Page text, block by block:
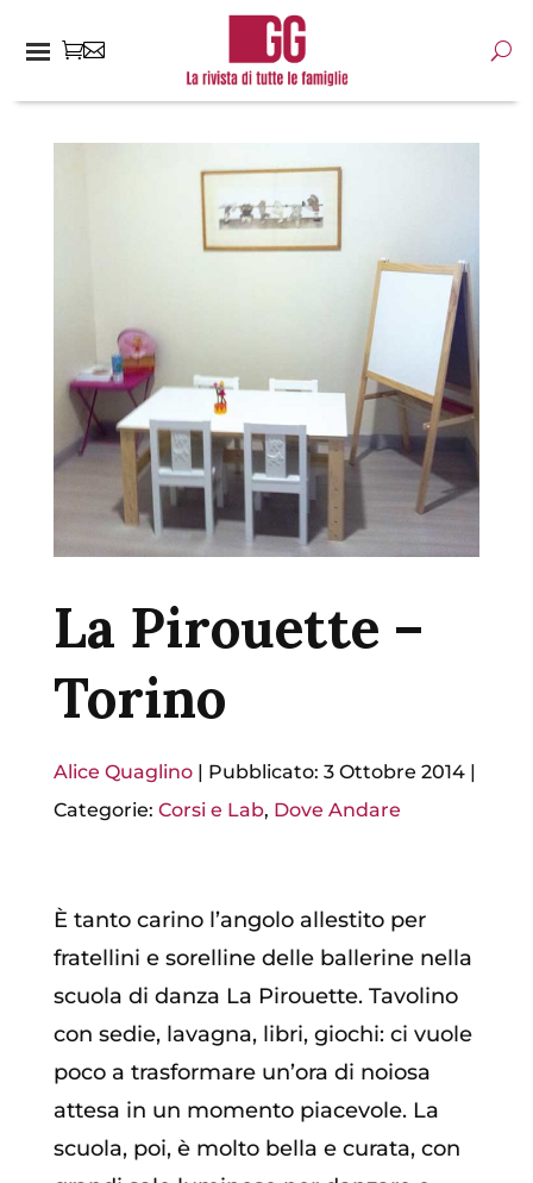
La Pirouette –
Torino
Alice Quaglino| Pubblicato: 3 Ottobre 2014|
Categorie: Corsi e Lab, Dove Andare
È tanto carino l’angolo allestito per
fratellini e sorelline delle ballerine nella
scuola di danza La Pirouette. Tavolino
con sedie, lavagna, libri, giochi: ci vuole
poco a trasformare un’ora di noiosa
attesa in un momento piacevole. La
scuola, poi, è molto bella e curata, con